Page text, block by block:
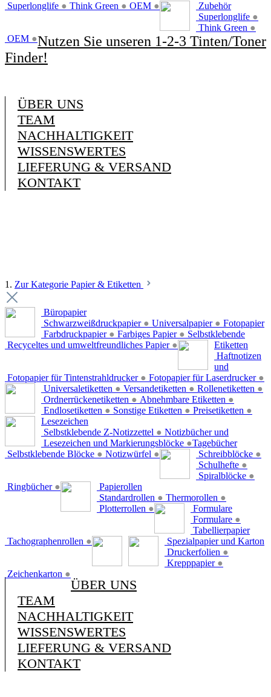
Superlonglife ● Think Green ● OEM ●
Zubehör
Superlonglife ●
Think Green ●
OEM ●Nutzen Sie unseren 1-2-3 Tinten/Toner
Finder!
ÜBER UNS
TEAM
NACHHALTIGKEIT
WISSENSWERTES
LIEFERUNG & VERSAND
KONTAKT
1. Zur Kategorie Papier & Etiketten
Büropapier
Schwarzweißdruckpapier ● Universalpapier ●
Farbdruckpapier ● Farbiges Papier ●
Recyceltes und umweltfreundliches Papier ●
Fotopapier
Fotopapier für Tintenstrahldrucker ● Fotopapier für Laserdrucker ●
Selbstklebende
Etiketten
Universaletiketten ● Versandetiketten ● Rollenetiketten ●
Ordnerrückenetiketten ● Abnehmbare Etiketten ●
Endlosetiketten ● Sonstige Etiketten ● Preisetiketten ●
Haftnotizen
und
Lesezeichen
Selbstklebende Z-Notizzettel ●
Lesezeichen und Markierungsblöcke ●
Selbstklebende Blöcke ● Notizwürfel ●
Notizbücher und
Tagebücher
Schreibblöcke ●
Schulhefte ●
Spiralblöcke ●
Ringbücher ●
Papierollen
Standardrollen ● Thermorollen ●
Plotterrollen ●
Formulare
Formulare ●
Tachographenrollen ●
Tabellierpapier
Spezialpapier und Karton
Druckerfolien ●
Krepppapier ●
Zeichenkarton ●
ÜBER UNS
TEAM
NACHHALTIGKEIT
WISSENSWERTES
LIEFERUNG & VERSAND
KONTAKT